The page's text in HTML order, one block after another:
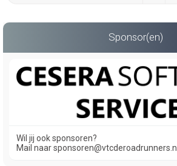
Sponsor(en)
Wil jij ook sponsoren?
Mail naar sponsoren@vtcderoadrunners.nl